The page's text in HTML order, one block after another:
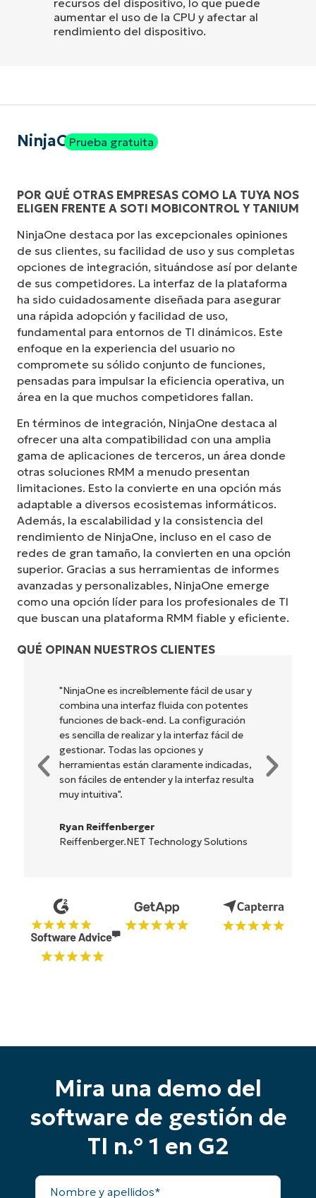
aumentar el uso de la CPU y afectar al
rendimiento del dispositivo.
NinjaOnePrueba gratuita
POR QUÉ OTRAS EMPRESAS COMO LA TUYA NOS
ELIGEN FRENTE A SOTI MOBICONTROL Y TANIUM
NinjaOne destaca por las excepcionales opiniones
de sus clientes, su facilidad de uso y sus completas
opciones de integración, situándose así por delante
de sus competidores. La interfaz de la plataforma
ha sido cuidadosamente diseñada para asegurar
una rápida adopción y facilidad de uso,
fundamental para entornos de TI dinámicos. Este
enfoque en la experiencia del usuario no
compromete su sólido conjunto de funciones,
pensadas para impulsar la eficiencia operativa, un
área en la que muchos competidores fallan.
En términos de integración, NinjaOne destaca al
ofrecer una alta compatibilidad con una amplia
gama de aplicaciones de terceros, un área donde
otras soluciones RMM a menudo presentan
limitaciones. Esto la convierte en una opción más
adaptable a diversos ecosistemas informáticos.
Además, la escalabilidad y la consistencia del
rendimiento de NinjaOne, incluso en el caso de
redes de gran tamaño, la convierten en una opción
superior. Gracias a sus herramientas de informes
avanzadas y personalizables, NinjaOne emerge
como una opción líder para los profesionales de TI
que buscan una plataforma RMM fiable y eficiente.
QUÉ OPINAN NUESTROS CLIENTES
"NinjaOne es increíblemente fácil de usar y
combina una interfaz fluida con potentes
funciones de back-end. La configuración
es sencilla de realizar y la interfaz fácil de
gestionar. Todas las opciones y
herramientas están claramente indicadas,
son fáciles de entender y la interfaz resulta
muy intuitiva".
Ryan Reiffenberger
Reiffenberger.NET Technology Solutions
Mira una demo del
software de gestión de
TI n.º 1 en G2
Nombre
Sin necesidad de tarjeta de crédito, acceso